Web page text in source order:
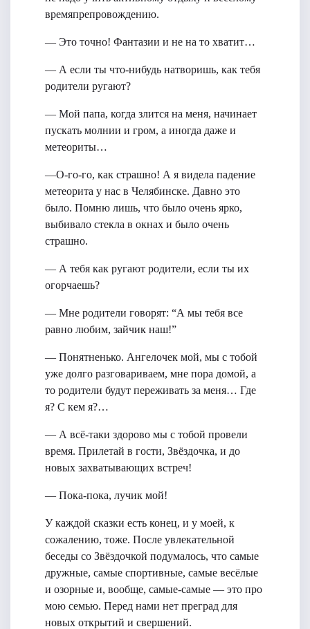
времяпрепровождению.
— Это точно! Фантазии и не на то хватит…
— А если ты что-нибудь натворишь, как тебя
родители ругают?
— Мой папа, когда злится на меня, начинает
пускать молнии и гром, а иногда даже и
метеориты…
—О-го-го, как страшно! А я видела падение
метеорита у нас в Челябинске. Давно это
было. Помню лишь, что было очень ярко,
выбивало стекла в окнах и было очень
страшно.
— А тебя как ругают родители, если ты их
огорчаешь?
— Мне родители говорят: “А мы тебя все
равно любим, зайчик наш!”
— Понятненько. Ангелочек мой, мы с тобой
уже долго разговариваем, мне пора домой, а
то родители будут переживать за меня… Где
я? С кем я?…
— А всё-таки здорово мы с тобой провели
время. Прилетай в гости, Звёздочка, и до
новых захватывающих встреч!
— Пока-пока, лучик мой!
У каждой сказки есть конец, и у моей, к
сожалению, тоже. После увлекательной
беседы со Звёздочкой подумалось, что самые
дружные, самые спортивные, самые весёлые
и озорные и, вообще, самые-самые — это про
мою семью. Перед нами нет преград для
новых открытий и свершений.